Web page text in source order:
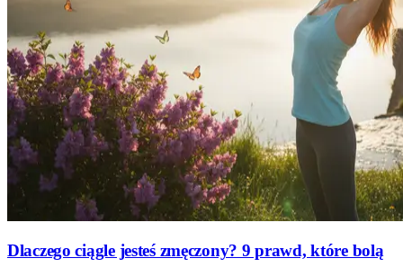
Dlaczego ciągle jesteś zmęczony? 9 prawd, które bolą